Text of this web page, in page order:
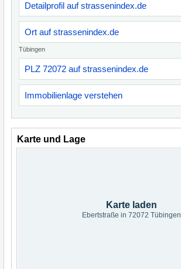
Detailprofil auf strassenindex.de
Ort auf strassenindex.de
Tübingen
PLZ 72072 auf strassenindex.de
Immobilienlage verstehen
Karte und Lage
Karte laden
Ebertstraße in 72072 Tübingen